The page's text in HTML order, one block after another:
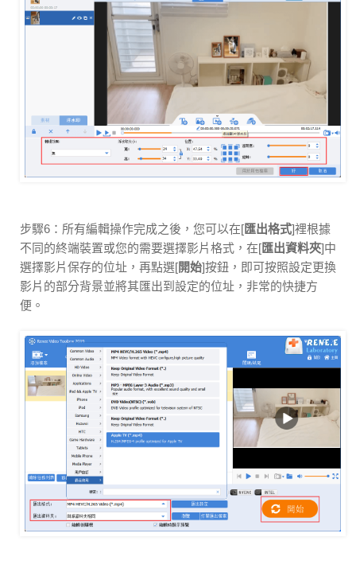
步驟6：所有編輯操作完成之後，您可以在[匯出格式]裡根據
不同的終端裝置或您的需要選擇影片格式，在[匯出資料夾]中
選擇影片保存的位址，再點選[開始]按鈕，即可按照設定更換
影片的部分背景並將其匯出到設定的位址，非常的快捷方
便。